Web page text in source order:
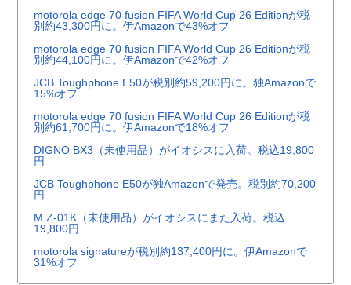
motorola edge 70 fusion FIFA World Cup 26 Editionが税
別約43,300円に。伊Amazonで43%オフ
motorola edge 70 fusion FIFA World Cup 26 Editionが税
別約44,100円に。伊Amazonで42%オフ
JCB Toughphone E50が税別約59,200円に。独Amazonで
15%オフ
motorola edge 70 fusion FIFA World Cup 26 Editionが税
別約61,700円に。伊Amazonで18%オフ
DIGNO BX3（未使用品）がイオシスに入荷。税込19,800
円
JCB Toughphone E50が独Amazonで発売。税別約70,200
円
M Z-01K（未使用品）がイオシスにまた入荷。税込
19,800円
motorola signatureが税別約137,400円に。伊Amazonで
31%オフ